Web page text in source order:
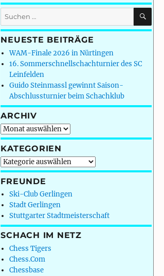
Suchen
nach:
NEUESTE BEITRÄGE
WAM-Finale 2026 in Nürtingen
16. Sommerschnellschachturnier des SC
Leinfelden
Guido Steinmassl gewinnt Saison-
Abschlussturnier beim Schachklub
ARCHIV
Archiv
KATEGORIEN
Kategorien
FREUNDE
Ski-Club Gerlingen
Stadt Gerlingen
Stuttgarter Stadtmeisterschaft
SCHACH IM NETZ
Chess Tigers
Chess.Com
Chessbase